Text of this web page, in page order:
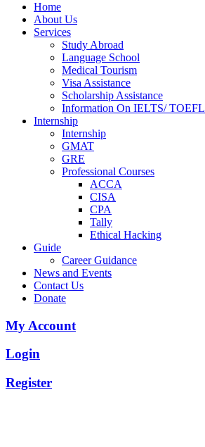
Home
About Us
Services
Study Abroad
Language School
Medical Tourism
Visa Assistance
Scholarship Assistance
Information On IELTS/ TOEFL
Internship
Internship
GMAT
GRE
Professional Courses
ACCA
CISA
CPA
Tally
Ethical Hacking
Guide
Career Guidance
News and Events
Contact Us
Donate
My Account
Login
Register